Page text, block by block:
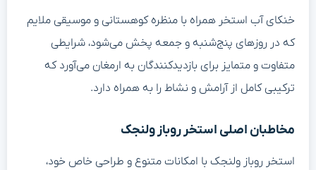
خنکای آب استخر همراه با منظره کوهستانی و موسیقی ملایم
که در روزهای پنج‌شنبه و جمعه پخش می‌شود، شرایطی
متفاوت و متمایز برای بازدیدکنندگان به ارمغان می‌آورد که
ترکیبی کامل از آرامش و نشاط را به همراه دارد.
مخاطبان اصلی استخر روباز ولنجک
استخر روباز ولنجک با امکانات متنوع و طراحی خاص خود،